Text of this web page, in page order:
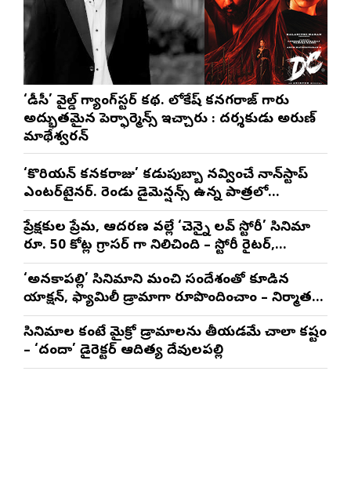
‘డీసీ’ వైల్డ్ గ్యాంగ్‌స్టర్ కథ. లోకేష్ కనగరాజ్ గారు
అద్భుతమైన పెర్ఫార్మెన్స్ ఇచ్చారు : దర్శకుడు అరుణ్
మాథేశ్వరన్
‘కొరియన్ కనకరాజు’ కడుపుబ్బా నవ్వించే నాన్‌స్టాప్
ఎంటర్‌టైనర్. రెండు డైమెన్షన్స్ ఉన్న పాత్రలో
నటించడం చాలా సంతృప్తినిచ్చింది : వరుణ్ తేజ్
ప్రేక్షకుల ప్రేమ, ఆదరణ వల్లే ‘చెన్నై లవ్ స్టోరీ’ సినిమా
రూ. 50 కోట్ల గ్రాసర్ గా నిలిచింది – స్టోరీ రైటర్,
ప్రొడ్యూసర్ సాయి రాజేష్
‘అనకాపల్లి’ సినిమాని మంచి సందేశంతో కూడిన
యాక్షన్, ఫ్యామిలీ డ్రామాగా రూపొందించాం – నిర్మాతలు
త్రినాథరావు నక్కిన, కాండ్రేగుల నాయుడు
సినిమాల కంటే మైక్రో డ్రామాలను తీయడమే చాలా కష్టం
– ‘దందా’ డైరెక్ట‌ర్ ఆదిత్య దేవులపల్లి